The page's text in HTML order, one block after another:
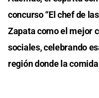
concurso “El chef de
Zapata como el mejor
sociales, celebrando
región donde la